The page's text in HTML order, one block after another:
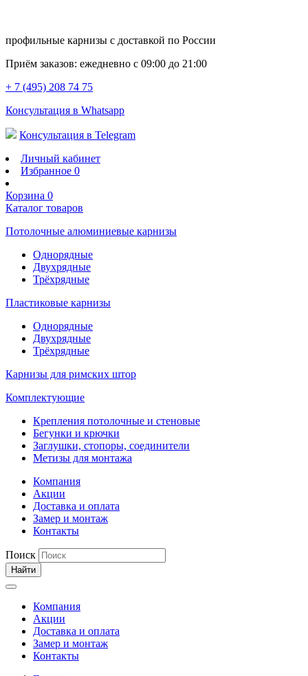
профильные карнизы с доставкой по России
Приём заказов: ежедневно с 09:00 до 21:00
+ 7 (495) 208 74 75
Консультация в Whatsapp
Консультация в Telegram
Личный кабинет
Избранное 0
Корзина 0
Каталог товаров
Потолочные алюминиевые карнизы
Однорядные
Двухрядные
Трёхрядные
Пластиковые карнизы
Однорядные
Двухрядные
Трёхрядные
Карнизы для римских штор
Комплектующие
Крепления потолочные и стеновые
Бегунки и крючки
Заглушки, стопоры, соединители
Метизы для монтажа
Компания
Акции
Доставка и оплата
Замер и монтаж
Контакты
Поиск
Найти
Компания
Акции
Доставка и оплата
Замер и монтаж
Контакты